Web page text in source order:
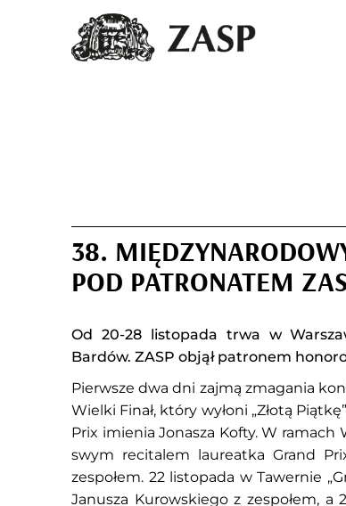
38.
POD PATRONATEM
Od 20-28 listopada trwa w
Bardów. ZASP objął patronem
Pierwsze dwa dni zajmą zmagania
Wielki Finał, który wyłoni „Złotą
Prix imienia Jonasza Kofty. W
swym recitalem laureatka Grand
zespołem. 22 listopada w Tawernie
Janusza Kurowskiego z zespołem,